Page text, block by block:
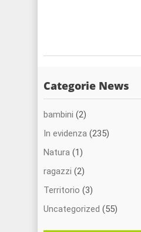
Categorie News
bambini (2)
In evidenza (235)
Natura (1)
ragazzi (2)
Territorio (3)
Uncategorized (55)